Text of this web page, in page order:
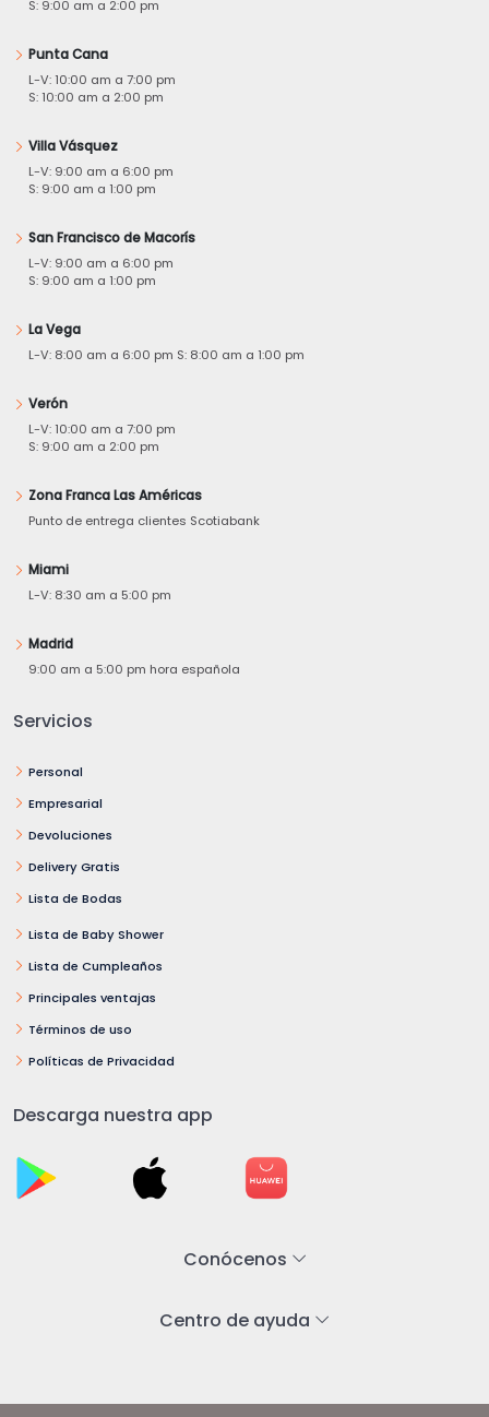
S: 9:00 am a 2:00 pm
Punta Cana
L-V: 10:00 am a 7:00 pm
S: 10:00 am a 2:00 pm
Villa Vásquez
L-V: 9:00 am a 6:00 pm
S: 9:00 am a 1:00 pm
San Francisco de Macorís
L-V: 9:00 am a 6:00 pm
S: 9:00 am a 1:00 pm
La Vega
L-V: 8:00 am a 6:00 pm S: 8:00 am a 1:00 pm
Verón
L-V: 10:00 am a 7:00 pm
S: 9:00 am a 2:00 pm
Zona Franca Las Américas
Punto de entrega clientes Scotiabank
Miami
L-V: 8:30 am a 5:00 pm
Madrid
9:00 am a 5:00 pm hora española
Servicios
Personal
Empresarial
Devoluciones
Delivery Gratis
Lista de Bodas
Lista de Baby Shower
Lista de Cumpleaños
Principales ventajas
Términos de uso
Políticas de Privacidad
Descarga nuestra app
Conócenos
Centro de ayuda